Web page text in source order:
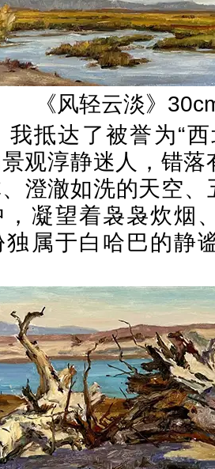
《风轻云淡》
我抵达了被誉为“
观淳静迷人，错
、澄澈如洗的天空
凝望着袅袅炊烟
独属于白哈巴的静